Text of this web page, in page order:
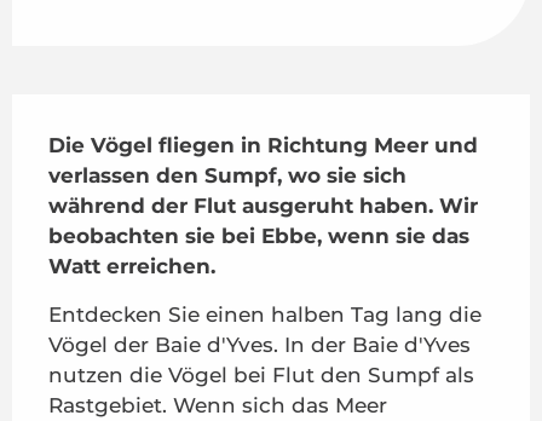
Die Vögel fliegen in Richtung Meer und
verlassen den Sumpf, wo sie sich
während der Flut ausgeruht haben. Wir
beobachten sie bei Ebbe, wenn sie das
Watt erreichen.
Entdecken Sie einen halben Tag lang die
Vögel der Baie d'Yves. In der Baie d'Yves
nutzen die Vögel bei Flut den Sumpf als
Rastgebiet. Wenn sich das Meer